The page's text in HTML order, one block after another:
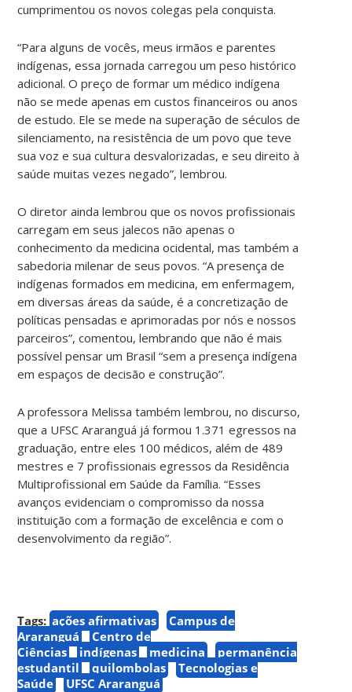
cumprimentou os novos colegas pela conquista.
“Para alguns de vocês, meus irmãos e parentes
indígenas, essa jornada carregou um peso histórico
adicional. O preço de formar um médico indígena
não se mede apenas em custos financeiros ou anos
de estudo. Ele se mede na superação de séculos de
silenciamento, na resistência de um povo que teve
sua voz e sua cultura desvalorizadas, e seu direito à
saúde muitas vezes negado”, lembrou.
O diretor ainda lembrou que os novos profissionais
carregam em seus jalecos não apenas o
conhecimento da medicina ocidental, mas também a
sabedoria milenar de seus povos. “A presença de
indígenas formados em medicina, em enfermagem,
em diversas áreas da saúde, é a concretização de
políticas pensadas e aprimoradas por nós e nossos
parceiros”, comentou, lembrando que não é mais
possível pensar um Brasil “sem a presença indígena
em espaços de decisão e construção”.
A professora Melissa também lembrou, no discurso,
que a UFSC Araranguá já formou 1.371 egressos na
graduação, entre eles 100 médicos, além de 489
mestres e 7 profissionais egressos da Residência
Multiprofissional em Saúde da Família. “Esses
avanços evidenciam o compromisso da nossa
instituição com a formação de excelência e com o
desenvolvimento da região”.
Tags: ações afirmativas
Campus de
Araranguá
Centro de
Ciências
indígenas medicina
permanência
estudantil
quilombolas
Tecnologias e
Saúde
UFSC Araranguá